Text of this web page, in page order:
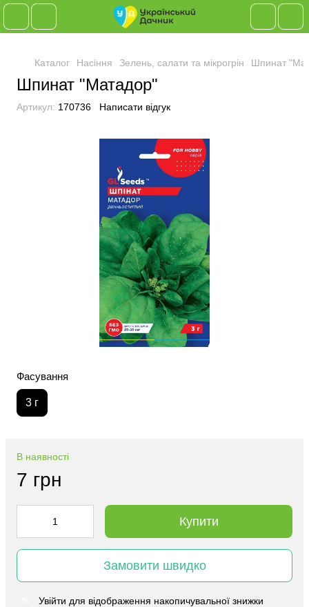
Каталог Насіння Зелень, салати та мікрогрін Шпинат
Шпинат "Матадор"
Артикул: 170736 Написати відгук
Фасування
3 г
В наявності
7 грн
Купити
Замовити швидко
Увійти для відображення накопичувальної знижки